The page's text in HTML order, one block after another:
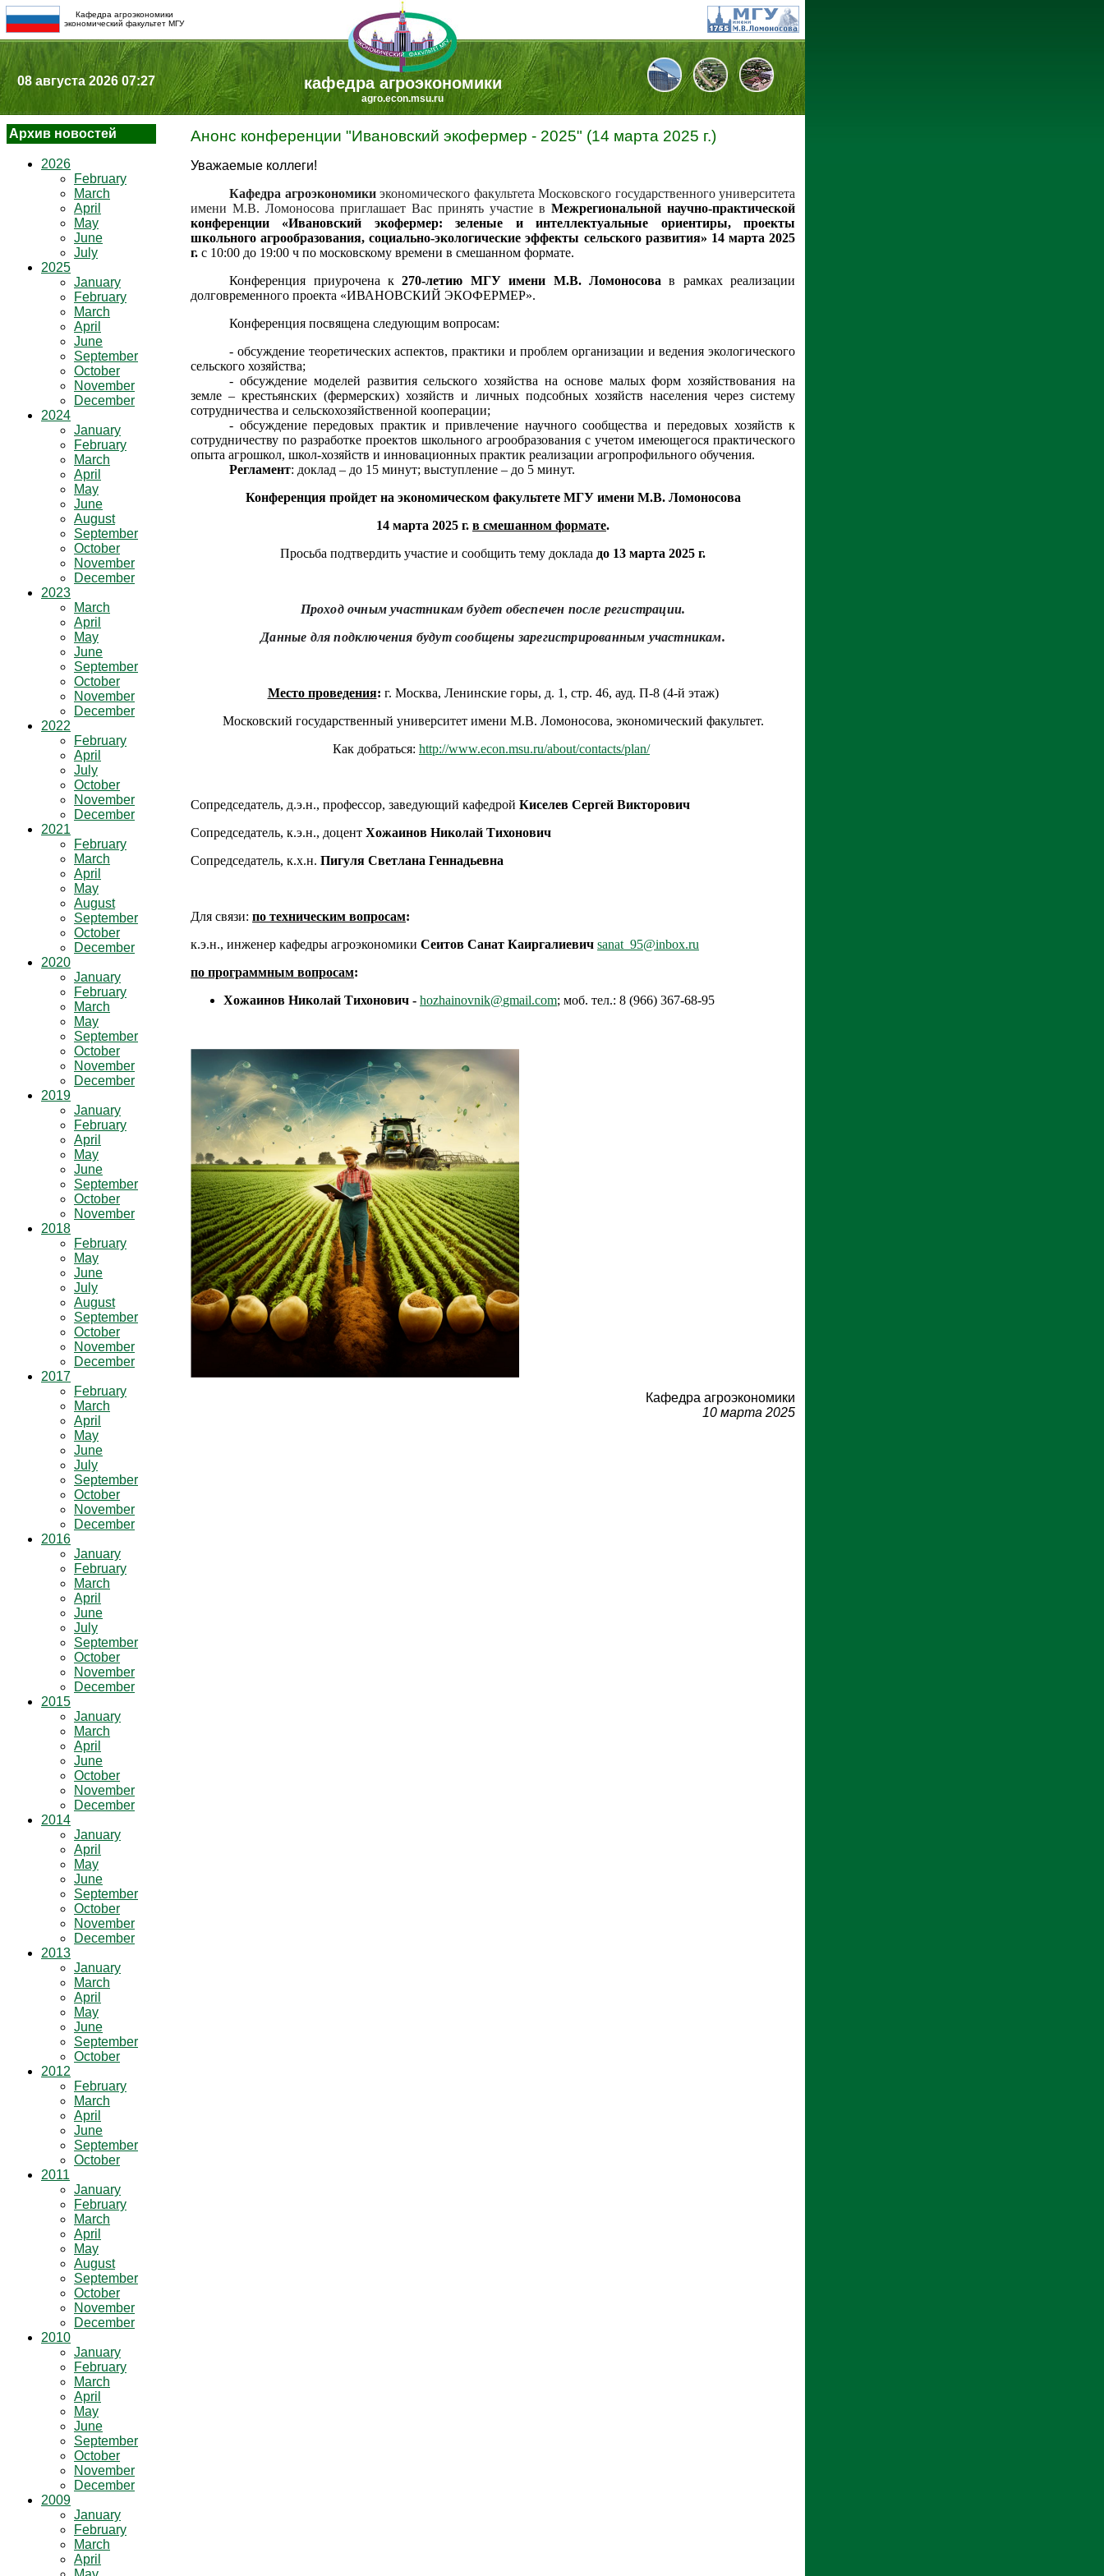
Кафедра агроэкономики
экономический факультет МГУ
кафедра агроэкономики
agro.econ.msu.ru
08 августа 2026 07:27
Архив новостей
2026
February
March
April
May
June
July
2025
January
February
March
April
June
September
October
November
December
2024
January
February
March
April
May
June
August
September
October
November
December
2023
March
April
May
June
September
October
November
December
2022
February
April
July
October
November
December
2021
February
March
April
May
August
September
October
December
2020
January
February
March
May
September
October
November
December
2019
January
February
April
May
June
September
October
November
2018
February
May
June
July
August
September
October
November
December
2017
February
March
April
May
June
July
September
October
November
December
2016
January
February
March
April
June
July
September
October
November
December
2015
January
March
April
June
October
November
December
2014
January
April
May
June
September
October
November
December
2013
January
March
April
May
June
September
October
2012
February
March
April
June
September
October
2011
January
February
March
April
May
August
September
October
November
December
2010
January
February
March
April
May
June
September
October
November
December
2009
January
February
March
April
Анонс конференции "Ивановский экофермер - 2025" (14 марта 2025 г.)
Уважаемые коллеги!
Кафедра агроэкономикиэкономического факультета Московского государственного университета
имени М.В. Ломоносова приглашает Вас принять участие в Межрегиональной научно-практической
конференции «Ивановский экофермер: зеленые и интеллектуальные ориентиры, проекты
школьного агрообразования, социально-экологические эффекты сельского развития» 14 марта 2025
г. с 10:00 до 19:00 ч по московскому времени в смешанном формате.
Конференция приурочена к270-летию МГУ имени М.В. Ломоносова в рамках реализации
долговременного проекта «ИВАНОВСКИЙ ЭКОФЕРМЕР».
Конференция посвящена следующим вопросам:
- обсуждение теоретических аспектов, практики и проблем организации и ведения экологического
сельского хозяйства;
- обсуждение моделей развития сельского хозяйства на основе малых форм хозяйствования на
земле – крестьянских (фермерских) хозяйств и личных подсобных хозяйств населения через систему
сотрудничества и сельскохозяйственной кооперации;
- обсуждение передовых практик и привлечение научного сообщества и передовых хозяйств к
сотрудничеству по разработке проектов школьного агрообразования с учетом имеющегося практического
опыта агрошкол, школ-хозяйств и инновационных практик реализации агропрофильного обучения.
Регламент: доклад – до 15 минут; выступление – до 5 минут.
Конференция пройдет на экономическом факультете МГУ имени М.В. Ломоносова
14 марта 2025 г. в смешанном формате.
Просьба подтвердить участие и сообщить тему доклада до 13 марта 2025 г.
Проход очным участникам будет обеспечен после регистрации.
Данные для подключения будут сообщены зарегистрированным участникам.
Место проведения: г. Москва, Ленинские горы, д. 1, стр. 46, ауд. П-8 (4-й этаж)
Московский государственный университет имени М.В. Ломоносова, экономический факультет.
Как добраться: http://www.econ.msu.ru/about/contacts/plan/
Сопредседатель, д.э.н., профессор, заведующий кафедрой Киселев Сергей Викторович
Сопредседатель, к.э.н., доцент Хожаинов Николай Тихонович
Сопредседатель, к.х.н. Пигуля Светлана Геннадьевна
Для связи: по техническим вопросам:
к.э.н., инженер кафедры агроэкономики Сеитов Санат Каиргалиевич sanat_95@inbox.ru
по программным вопросам:
Хожаинов Николай Тихонович - hozhainovnik@gmail.com; моб. тел.: 8 (966) 367-68-95
Кафедра агроэкономики
10 марта 2025